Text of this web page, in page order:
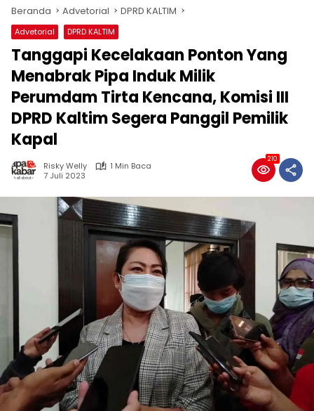
Beranda Advetorial DPRD KALTIM
Advetorial DPRD KALTIM
Tanggapi Kecelakaan Ponton Yang
Menabrak Pipa Induk Milik
Perumdam Tirta Kencana, Komisi III
DPRD Kaltim Segera Panggil Pemilik
Kapal
Risky Welly
1 Min Baca
7 Juli 2023
210